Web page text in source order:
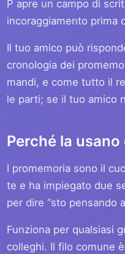
P apre un campo di
incoraggiamento prima
Il tuo amico può
cronologia dei
mandi, e come tutto il
le parti; se il tuo amico
Perché la
I promemoria sono il
te e ha impiegato due
per dire “sto pensando
Funziona per qualsiasi
colleghi. Il filo comune